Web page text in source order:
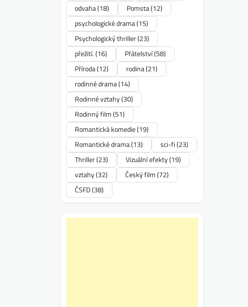
odvaha(18) Pomsta(12)
psychologické drama(15)
Psychologický thriller(23)
přežití.(16) Přátelství(58)
Příroda(12) rodina(21)
rodinné drama(14)
Rodinné vztahy(30)
Rodinný film(51)
Romantická komedie(19)
Romantické drama(13) sci-fi(23)
Thriller(23) Vizuální efekty(19)
vztahy(32) Český film(72)
ČSFD(38)